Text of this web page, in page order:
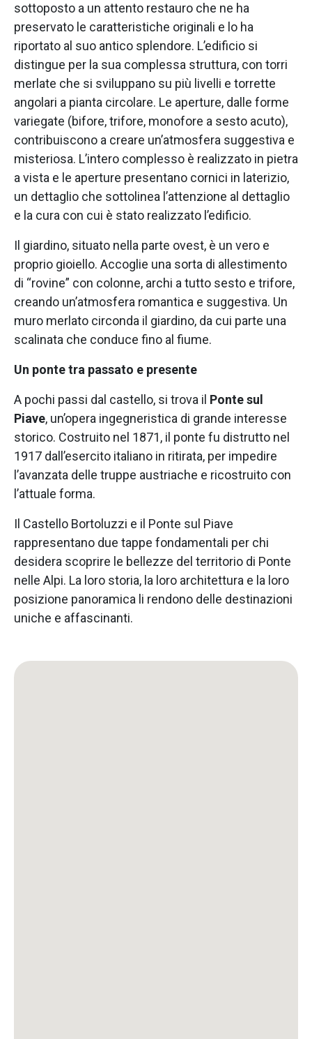
sottoposto a un attento restauro che ne ha
preservato le caratteristiche originali e lo ha
riportato al suo antico splendore. L’edificio si
distingue per la sua complessa struttura, con torri
merlate che si sviluppano su più livelli e torrette
angolari a pianta circolare. Le aperture, dalle forme
variegate (bifore, trifore, monofore a sesto acuto),
contribuiscono a creare un’atmosfera suggestiva e
misteriosa. L’intero complesso è realizzato in pietra
a vista e le aperture presentano cornici in laterizio,
un dettaglio che sottolinea l’attenzione al dettaglio
e la cura con cui è stato realizzato l’edificio.
Il giardino, situato nella parte ovest, è un vero e
proprio gioiello. Accoglie una sorta di allestimento
di “rovine” con colonne, archi a tutto sesto e trifore,
creando un’atmosfera romantica e suggestiva. Un
muro merlato circonda il giardino, da cui parte una
scalinata che conduce fino al fiume.
Un ponte tra passato e presente
A pochi passi dal castello, si trova il Ponte sul
Piave, un’opera ingegneristica di grande interesse
storico. Costruito nel 1871, il ponte fu distrutto nel
1917 dall’esercito italiano in ritirata, per impedire
l’avanzata delle truppe austriache e ricostruito con
l’attuale forma.
Il Castello Bortoluzzi e il Ponte sul Piave
rappresentano due tappe fondamentali per chi
desidera scoprire le bellezze del territorio di Ponte
nelle Alpi. La loro storia, la loro architettura e la loro
posizione panoramica li rendono delle destinazioni
uniche e affascinanti.